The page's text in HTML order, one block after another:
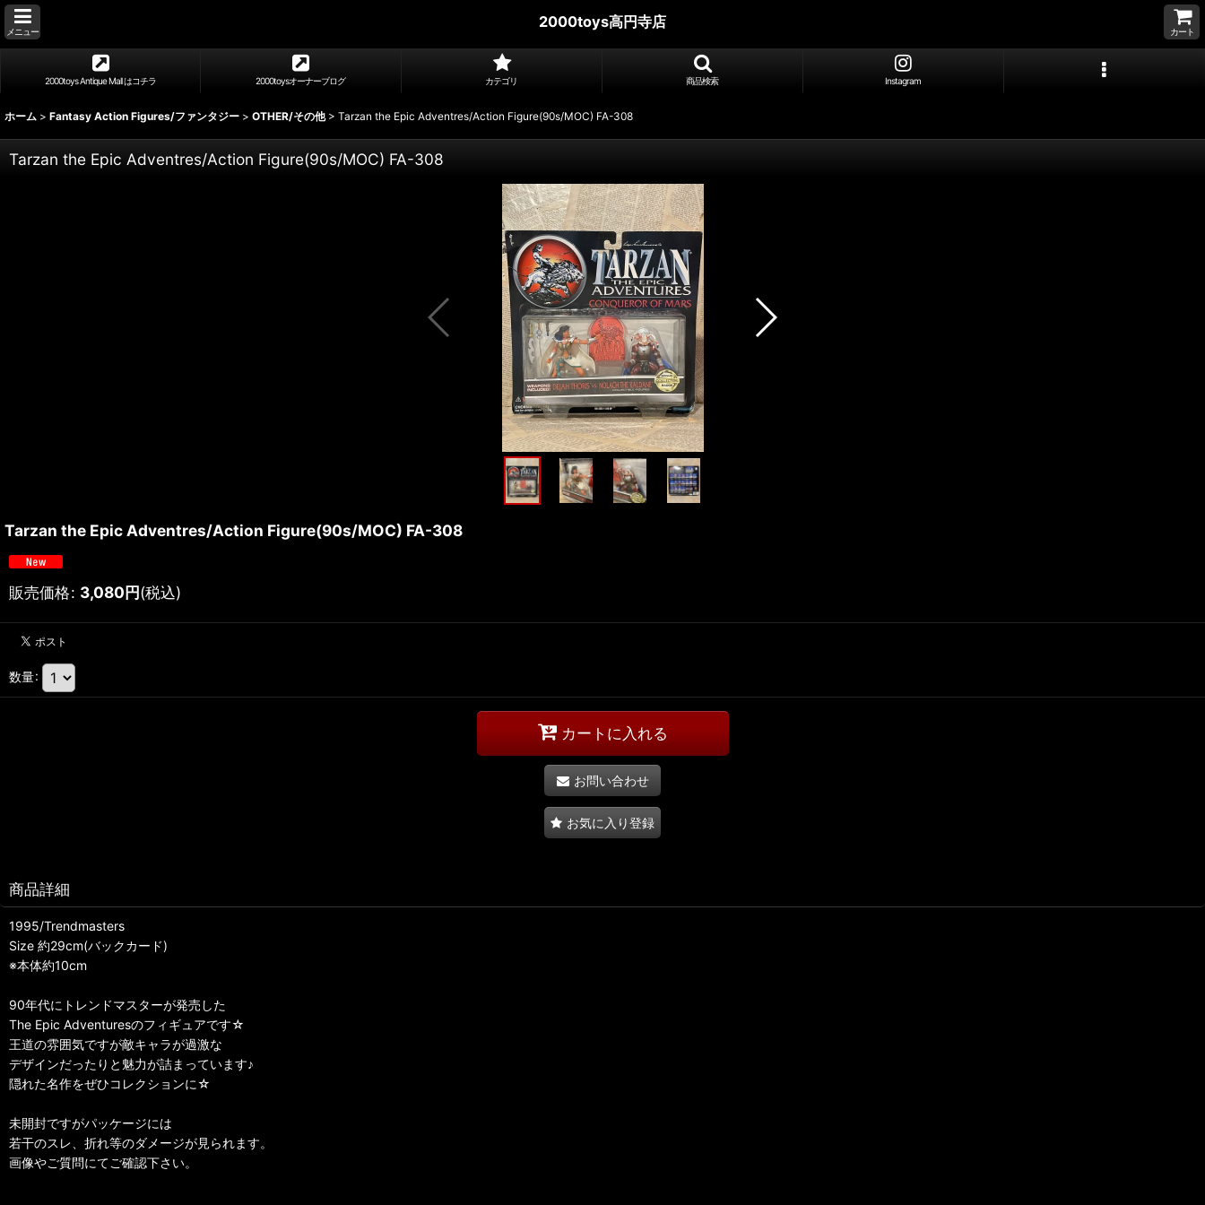
メニュー
2000toys高円寺店
カート
2000toys Antique Mall はコチラ 2000toysオーナーブログ カテゴリ 商品検索 Instagram
ホーム > Fantasy Action Figures/ファンタジー > OTHER/その他 > Tarzan the Epic Adventres/Action Figure(90s/MOC) FA-308
Tarzan the Epic Adventres/Action Figure(90s/MOC) FA-308
Tarzan the Epic Adventres/Action Figure(90s/MOC) FA-308
販売価格: 3,080円(税込)
数量:
カートに入れる
お問い合わせ
お気に入り登録
商品詳細
1995/Trendmasters
Size 約29cm(バックカード)
※本体約10cm
90年代にトレンドマスターが発売した
The Epic Adventuresのフィギュアです☆
王道の雰囲気ですが敵キャラが過激な
デザインだったりと魅力が詰まっています♪
隠れた名作をぜひコレクションに☆
未開封ですがパッケージには
若干のスレ、折れ等のダメージが見られます。
画像やご質問にてご確認下さい。